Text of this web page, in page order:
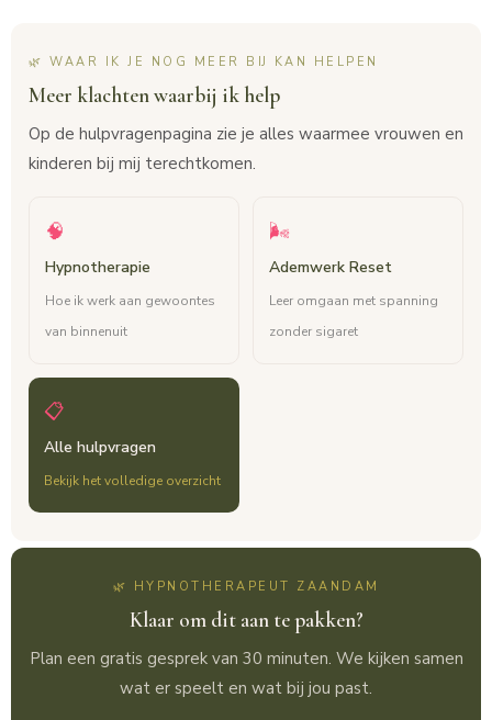
🌿 WAAR IK JE NOG MEER BIJ KAN HELPEN
Meer klachten waarbij ik help
Op de hulpvragenpagina zie je alles waarmee vrouwen en
kinderen bij mij terechtkomen.
🧠
Hypnotherapie
Hoe ik werk aan gewoontes
van binnenuit
🌬
Ademwerk Reset
Leer omgaan met spanning
zonder sigaret
📋
Alle hulpvragen
Bekijk het volledige overzicht
🌿 HYPNOTHERAPEUT ZAANDAM
Klaar om dit aan te pakken?
Plan een gratis gesprek van 30 minuten. We kijken samen
wat er speelt en wat bij jou past.